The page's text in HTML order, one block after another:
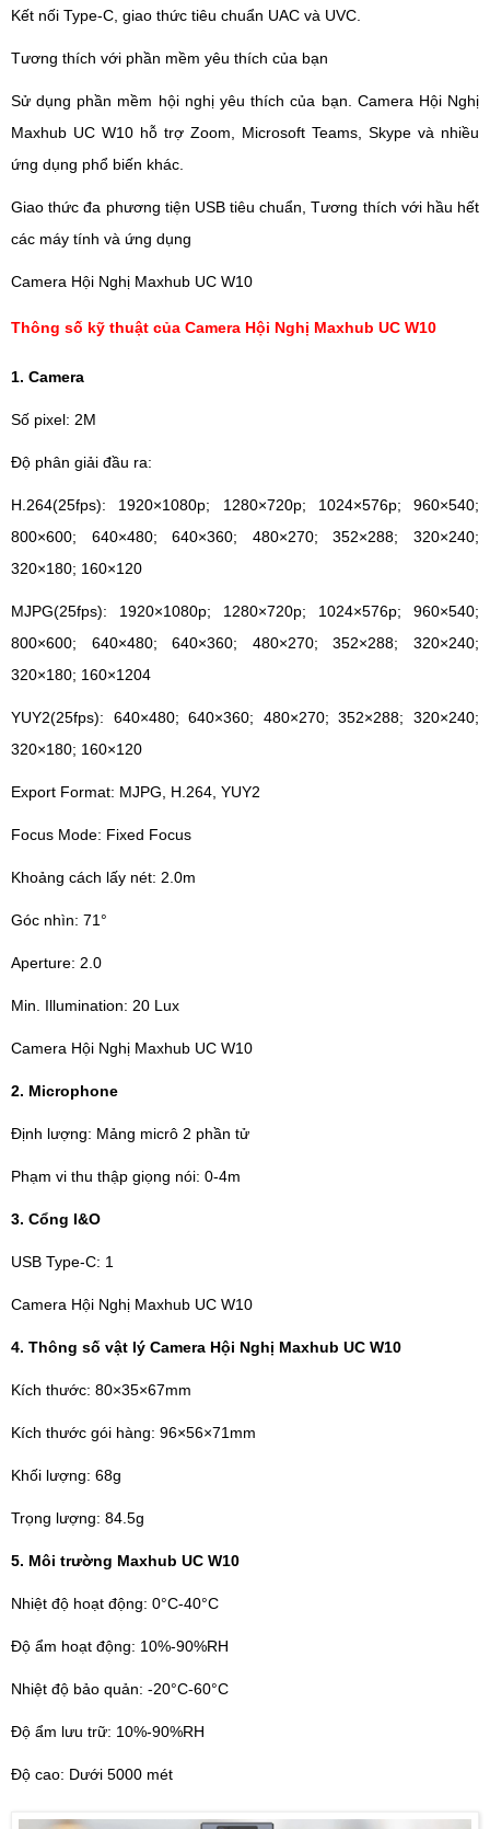
Kết nối Type-C, giao thức tiêu chuẩn UAC và UVC.
Tương thích với phần mềm yêu thích của bạn
Sử dụng phần mềm hội nghị yêu thích của bạn. Camera Hội Nghị
Maxhub UC W10 hỗ trợ Zoom, Microsoft Teams, Skype và nhiều
ứng dụng phổ biến khác.
Giao thức đa phương tiện USB tiêu chuẩn, Tương thích với hầu hết
các máy tính và ứng dụng
Camera Hội Nghị Maxhub UC W10
Thông số kỹ thuật của Camera Hội Nghị Maxhub UC W10
1. Camera
Số pixel: 2M
Độ phân giải đầu ra:
H.264(25fps): 1920×1080p; 1280×720p; 1024×576p; 960×540;
800×600; 640×480; 640×360; 480×270; 352×288; 320×240;
320×180; 160×120
MJPG(25fps): 1920×1080p; 1280×720p; 1024×576p; 960×540;
800×600; 640×480; 640×360; 480×270; 352×288; 320×240;
320×180; 160×1204
YUY2(25fps): 640×480; 640×360; 480×270; 352×288; 320×240;
320×180; 160×120
Export Format: MJPG, H.264, YUY2
Focus Mode: Fixed Focus
Khoảng cách lấy nét: 2.0m
Góc nhìn: 71°
Aperture: 2.0
Min. Illumination: 20 Lux
Camera Hội Nghị Maxhub UC W10
2. Microphone
Định lượng: Mảng micrô 2 phần tử
Phạm vi thu thập giọng nói: 0-4m
3. Cổng I&O
USB Type-C: 1
Camera Hội Nghị Maxhub UC W10
4. Thông số vật lý Camera Hội Nghị Maxhub UC W10
Kích thước: 80×35×67mm
Kích thước gói hàng: 96×56×71mm
Khối lượng: 68g
Trọng lượng: 84.5g
5. Môi trường Maxhub UC W10
Nhiệt độ hoạt động: 0°C-40°C
Độ ẩm hoạt động: 10%-90%RH
Nhiệt độ bảo quản: -20°C-60°C
Độ ẩm lưu trữ: 10%-90%RH
Độ cao: Dưới 5000 mét